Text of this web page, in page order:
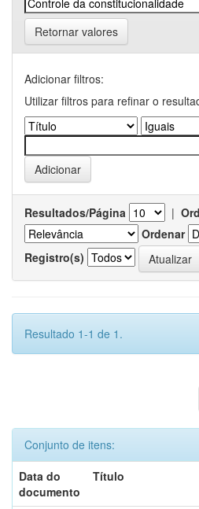
Retornar valores
Adicionar filtros:
Utilizar filtros para refinar o
Resultados/Página |
Ordenar
Registro(s)
Resultado 1-1 de 1.
Conjunto de itens:
Data do
documento
Título